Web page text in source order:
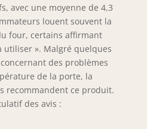
avec une moyenne de 4,3
louent souvent la
four, certains affirmant
utiliser ». Malgré quelques
des problèmes
de la porte, la
recommandent ce produit.
des avis :